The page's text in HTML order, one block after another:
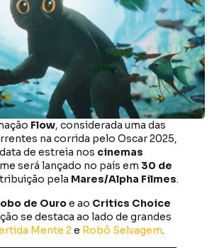
Flow, considerada uma das
na corrida pelo Oscar 2025,
de estreia nos cinemas
será lançado no país em 30 de
pela Mares/Alpha Filmes.
de Ouroe ao Critics Choice
se destaca ao lado de grandes
Mente 2e Robô Selvagem.